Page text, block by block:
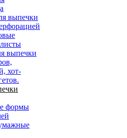
выпечки
выпечки
хот-
формы